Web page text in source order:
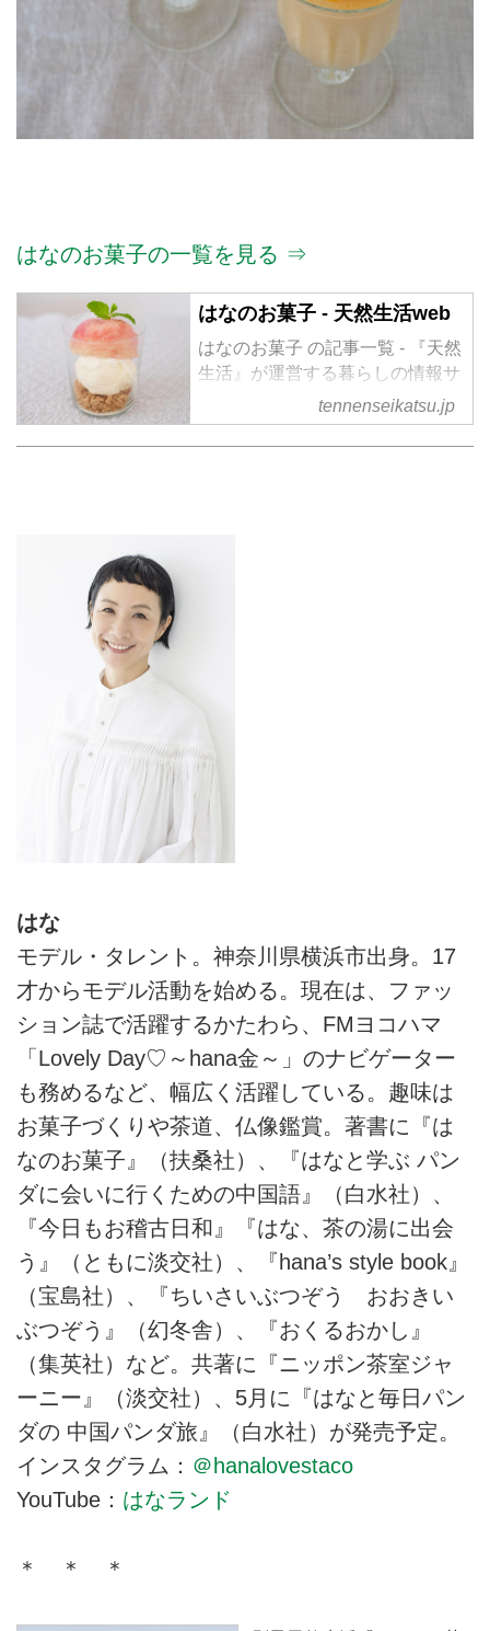
はなのお菓子の一覧を見る ⇒
はなのお菓子 - 天然生活web
はなのお菓子 の記事一覧 - 『天然
生活』が運営する暮らしの情報サ
イト。食やファッション、暮らし
の知恵はもちろん、Webオリジナ
ルの情報を毎日配信
tennenseikatsu.jp
はな
モデル・タレント。神奈川県横浜市出身。17
才からモデル活動を始める。現在は、ファッ
ション誌で活躍するかたわら、FMヨコハマ
「Lovely Day♡～hana金～」のナビゲーター
も務めるなど、幅広く活躍している。趣味は
お菓子づくりや茶道、仏像鑑賞。著書に『は
なのお菓子』（扶桑社）、『はなと学ぶ パン
ダに会いに行くための中国語』（白水社）、
『今日もお稽古日和』『はな、茶の湯に出会
う』（ともに淡交社）、『hana’s style book』
（宝島社）、『ちいさいぶつぞう おおきい
ぶつぞう』（幻冬舎）、『おくるおかし』
（集英社）など。共著に『ニッポン茶室ジャ
ーニー』（淡交社）、5月に『はなと毎日パン
ダの 中国パンダ旅』（白水社）が発売予定。
インスタグラム： ＠hanalovestaco
YouTube： はなランド
＊ ＊ ＊